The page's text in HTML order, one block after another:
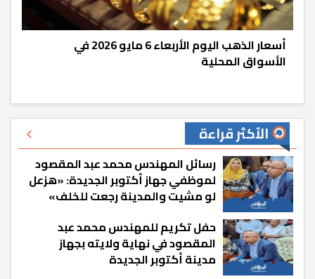
أسعار الذهب اليوم الأربعاء 6 مايو 2026 في
الأسواق المحلية
الأكثر قراءة
رسائل المهندس محمد عبد المقصود
لموظفي جهاز أكتوبر الجديدة: «هزعل
لو مشيت والمدينة رجعت للخلف»
حفل تكريم للمهندس محمد عبد
المقصود في نهاية ولايته بجهاز
مدينة أكتوبر الجديدة